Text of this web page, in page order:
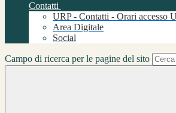
Contatti
URP - Contatti - Orari accesso
Area Digitale
Social
Campo di ricerca per le pagine del sito